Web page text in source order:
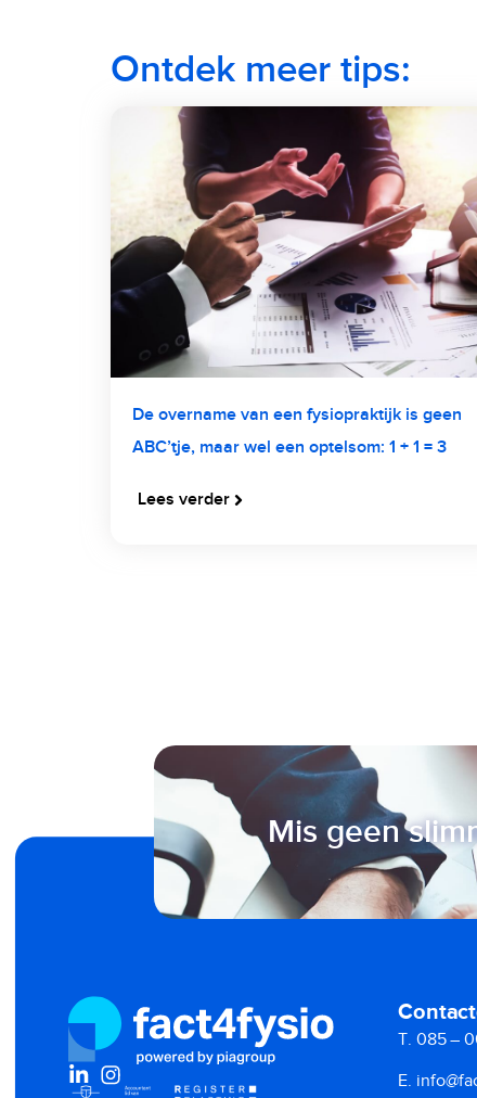
Ontdek meer tips:
De overname van een fysiopraktijk is geen
ABC’tje, maar wel een optelsom: 1 + 1 = 3
Lees verder
Mis geen
T. 085 –
E.